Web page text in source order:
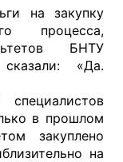
на закупку
процесса,
БНТУ
«Да.
в прошлом
закуплено
на